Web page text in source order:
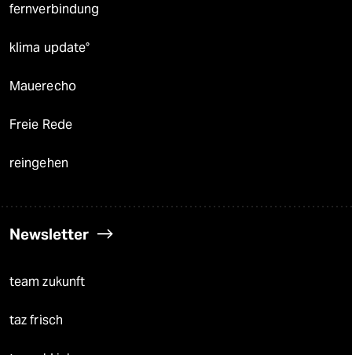
fernverbindung
klima update°
Mauerecho
Freie Rede
reingehen
Newsletter
team zukunft
taz frisch